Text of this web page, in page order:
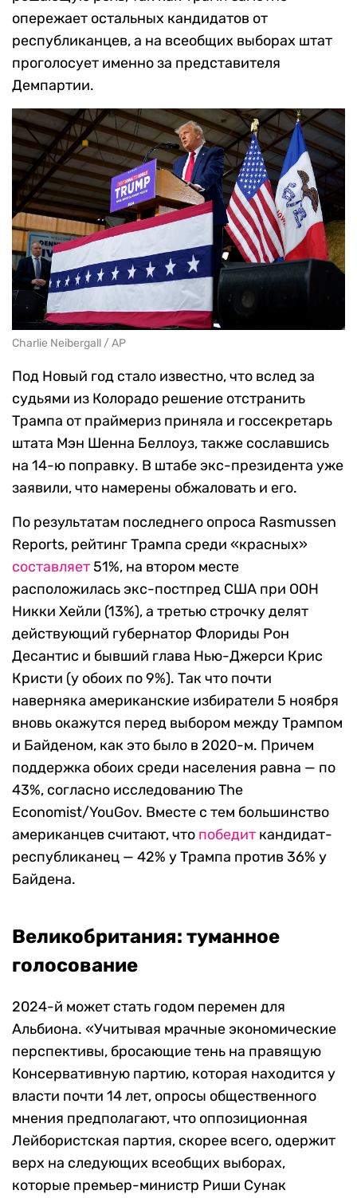
опережает остальных кандидатов от
республиканцев, а на всеобщих выборах штат
проголосует именно за представителя
Демпартии.
Charlie Neibergall / AP
Под Новый год стало известно, что вслед за
судьями из Колорадо решение отстранить
Трампа от праймериз приняла и госсекретарь
штата Мэн Шенна Беллоуз, также сославшись
на 14-ю поправку. В штабе экс-президента уже
заявили, что намерены обжаловать и его.
По результатам последнего опроса Rasmussen
Reports, рейтинг Трампа среди «красных»
составляет 51%, на втором месте
расположилась экс-постпред США при ООН
Никки Хейли (13%), а третью строчку делят
действующий губернатор Флориды Рон
Десантис и бывший глава Нью-Джерси Крис
Кристи (у обоих по 9%). Так что почти
наверняка американские избиратели 5 ноября
вновь окажутся перед выбором между Трампом
и Байденом, как это было в 2020-м. Причем
поддержка обоих среди населения равна — по
43%, согласно исследованию The
Economist/YouGov. Вместе с тем большинство
американцев считают, что победит кандидат-
республиканец — 42% у Трампа против 36% у
Байдена.
Великобритания: туманное
голосование
2024-й может стать годом перемен для
Альбиона. «Учитывая мрачные экономические
перспективы, бросающие тень на правящую
Консервативную партию, которая находится у
власти почти 14 лет, опросы общественного
мнения предполагают, что оппозиционная
Лейбористская партия, скорее всего, одержит
верх на следующих всеобщих выборах,
которые премьер-министр Риши Сунак